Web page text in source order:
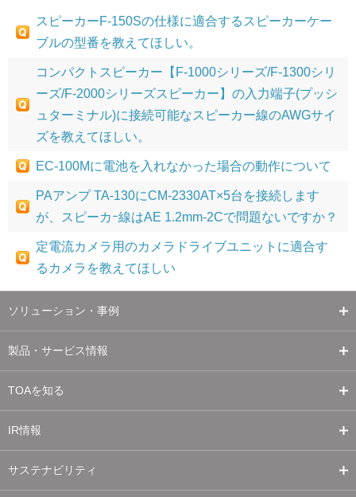
スピーカーF-150Sの仕様に適合するスピーカーケー
ブルの型番を教えてほしい。
コンパクトスピーカー【F-1000シリーズ/F-1300シリ
ーズ/F-2000シリーズスピーカー】の入力端子(プッシ
ュターミナル)に接続可能なスピーカー線のAWGサイ
ズを教えてほしい。
EC-100Mに電池を入れなかった場合の動作について
PAアンプ TA-130にCM-2330AT×5台を接続します
が、スピーカｰ線はAE 1.2mm-2Cで問題ないですか？
定電流カメラ用のカメラドライブユニットに適合す
るカメラを教えてほしい
ソリューション・事例
製品・サービス情報
TOAを知る
IR情報
サステナビリティ